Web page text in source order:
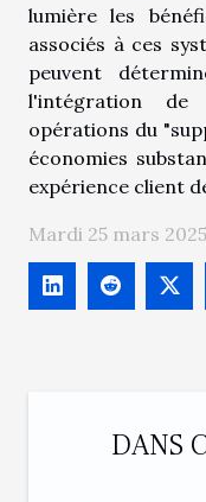
lumière les
associés à ces
peuvent
l'intégration
opérations du
économies
expérience client
Mardi 25 mars
DANS